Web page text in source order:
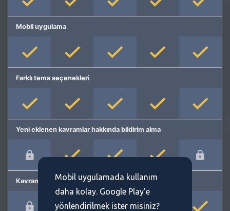
Mobil uygulama
Farklı tema seçenekleri
Yeni eklenen kavramlar hakkında bildirim alma
Kavram önermeMobil uygulamada kullanım
daha kolay. Google Play'e
yönlendirilmek ister misiniz?